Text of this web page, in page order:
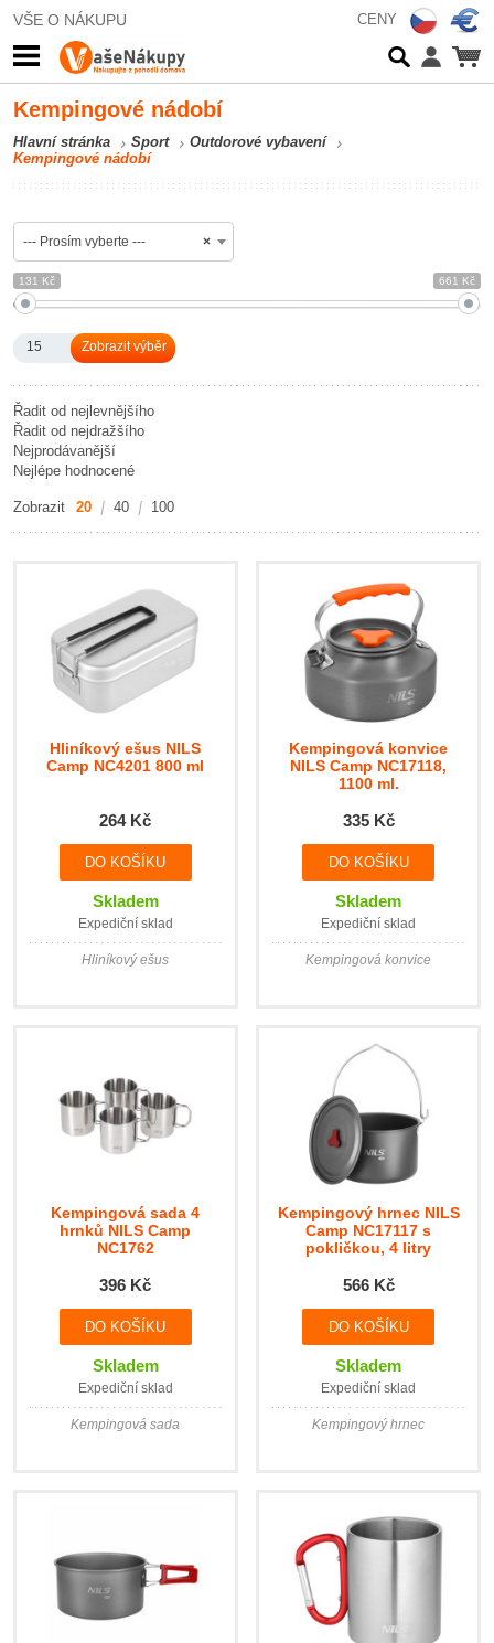
VŠE O NÁKUPU CENY
Kempingové nádobí
Hlavní stránka Sport
Outdorové vybavení
Kempingové nádobí
×
--- Prosím vyberte ---
131 Kč 661 Kč
15
Řadit od nejlevnějšího
Řadit od nejdražšího
Nejprodávanější
Nejlépe hodnocené
Zobrazit 20 40 100
Hliníkový ešus NILS
Camp NC4201 800 ml
264 Kč
Skladem
Expediční sklad
Hliníkový ešus
Kempingová konvice
NILS Camp NC17118,
1100 ml.
335 Kč
Skladem
Expediční sklad
Kempingová konvice
Kempingová sada 4
hrnků NILS Camp
NC1762
396 Kč
Skladem
Expediční sklad
Kempingová sada
Kempingový hrnec NILS
Camp NC17117 s
pokličkou, 4 litry
566 Kč
Skladem
Expediční sklad
Kempingový hrnec